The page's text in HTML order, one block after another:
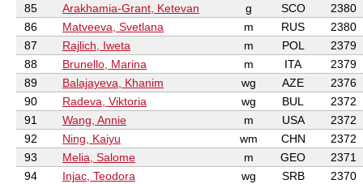
85
Arakhamia-Grant, Ketevan g SCO
2380
86
Matveeva, Svetlana m RUS
2380
87
Rajlich, Iweta m POL
2379
88
Brunello, Marina m ITA
2379
89
Balajayeva, Khanim wg AZE
2376
90
Radeva, Viktoria wg BUL
2372
91
Wang, Annie m USA
2372
92
Ning, Kaiyu wm CHN
2372
93
Melia, Salome m GEO
2371
94
Injac, Teodora wg SRB
2370